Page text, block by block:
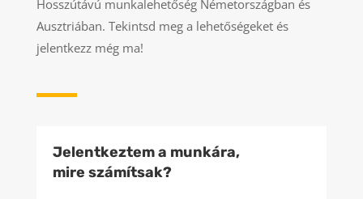
Hosszútávú munkalehetőség Németországban és
Ausztriában. Tekintsd meg a lehetőségeket és
jelentkezz még ma!
Jelentkeztem a munkára,
mire számítsak?